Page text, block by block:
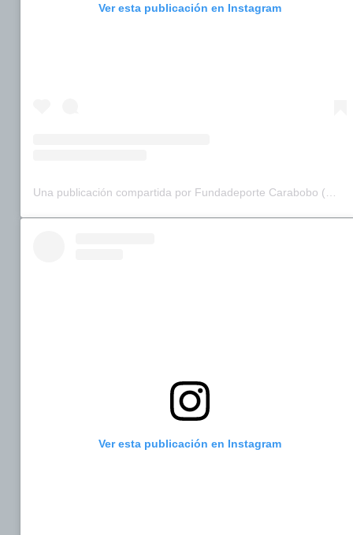
Ver esta publicación en Instagram
Una publicación compartida por Fundadeporte Carabobo (@fundadeporte)
Ver esta publicación en Instagram